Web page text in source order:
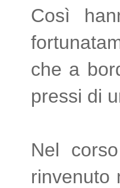
Così
che a
pressi di
Nel
rinvenuto